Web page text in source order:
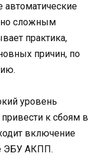
автоматические
сложным
практика,
причин, по
уровень
к сбоям в
включение
ЭБУ АКПП.